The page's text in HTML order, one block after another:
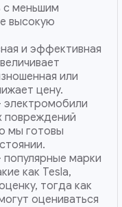
меньшим
высокую
и эффективная
или
цену.
повреждений
мы готовы
марки
как Tesla,
тогда как
оцениваться